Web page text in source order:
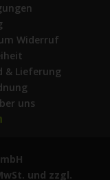
Widerruf
& Lieferung
uns
und zzgl.